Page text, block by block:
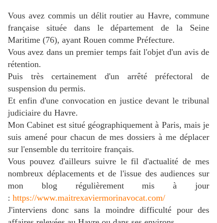
Vous avez commis un délit routier au Havre, commune
française située dans le département de la Seine
Maritime (76), ayant Rouen comme Préfecture.
Vous avez dans un premier temps fait l'objet d'un avis de
rétention.
Puis très certainement d'un arrêté préfectoral de
suspension du permis.
Et enfin d'une convocation en justice devant le tribunal
judiciaire du Havre.
Mon Cabinet est situé géographiquement à Paris, mais je
suis amené pour chacun de mes dossiers à me déplacer
sur l'ensemble du territoire français.
Vous pouvez d'ailleurs suivre le fil d'actualité de mes
nombreux déplacements et de l'issue des audiences sur
mon blog régulièrement mis à jour
: https://www.maitrexaviermorinavocat.com/
J'interviens donc sans la moindre difficulté pour des